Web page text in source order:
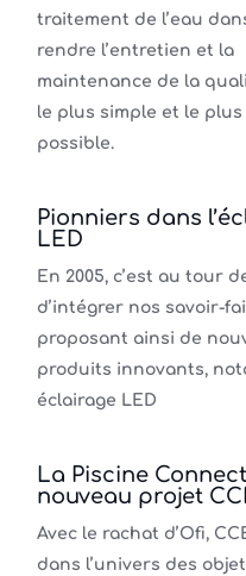
traitement de l’eau
rendre l’entretien et la
maintenance de la
le plus simple et le
possible.
Pionniers dans
LED
En 2005, c’est au tour
d’intégrer nos savoir-
proposant ainsi de
produits innovants,
éclairage LED
La Piscine
nouveau projet
Avec le rachat d’Ofi,
dans l’univers des